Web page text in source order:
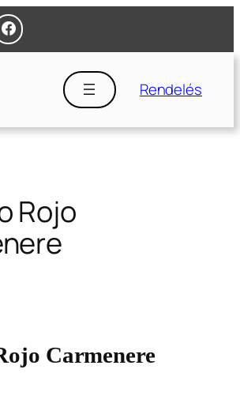
Rendelés
Rojo
Carmenere